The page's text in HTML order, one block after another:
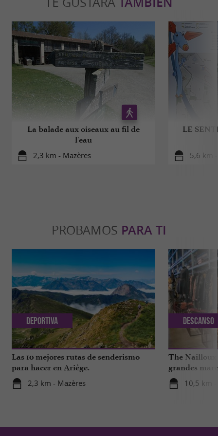
La balade aux oiseaux au fil de
l'eau
2,3 km - Mazères
LE
5,6 km
PROBAMOS PARA TI
Las 10 mejores rutas de senderismo
para hacer en Ariège.
2,3 km - Mazères
Deportiva
The Nailloux
grandes
10,5 km
Descanso